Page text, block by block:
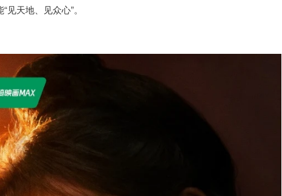
天地、见众心”。